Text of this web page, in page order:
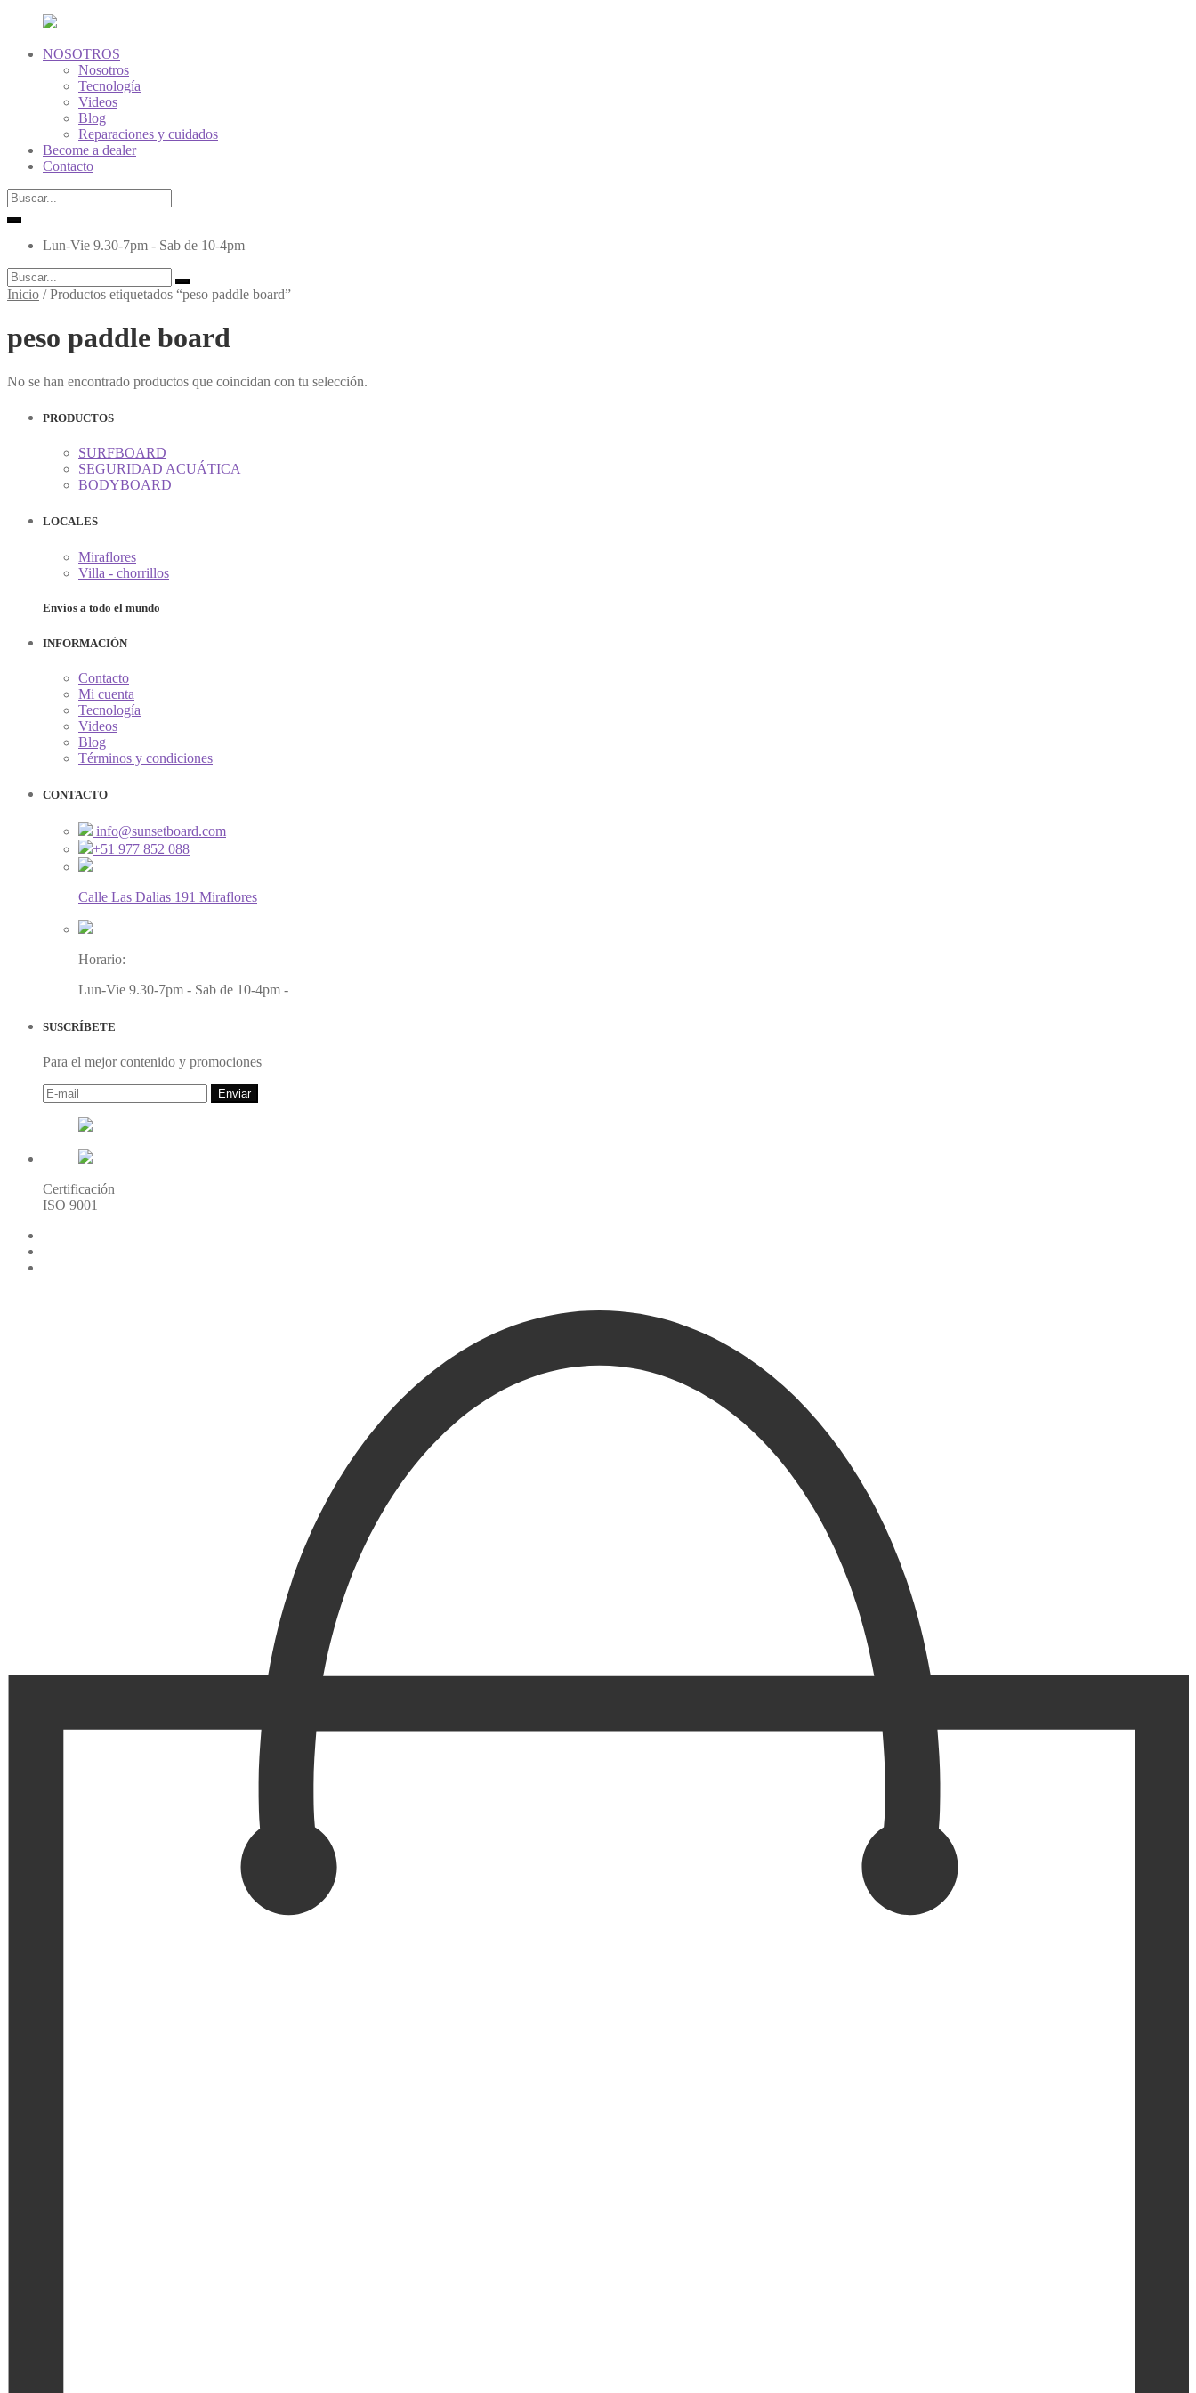
NOSOTROS
Nosotros
Tecnología
Videos
Blog
Reparaciones y cuidados
Become a dealer
Contacto
Lun-Vie 9.30-7pm - Sab de 10-4pm
Inicio /Productos etiquetados “peso paddle board”
peso paddle board
No se han encontrado productos que coincidan con tu selección.
PRODUCTOS
SURFBOARD
SEGURIDAD ACUÁTICA
BODYBOARD
LOCALES
Miraflores
Villa - chorrillos
Envíos a todo el mundo
INFORMACIÓN
Contacto
Mi cuenta
Tecnología
Videos
Blog
Términos y condiciones
CONTACTO
info@sunsetboard.com
+51 977 852 088
Calle Las Dalias 191 Miraflores
Horario:
Lun-Vie 9.30-7pm - Sab de 10-4pm -
SUSCRÍBETE
Para el mejor contenido y promociones
Enviar
Certificación
ISO 9001